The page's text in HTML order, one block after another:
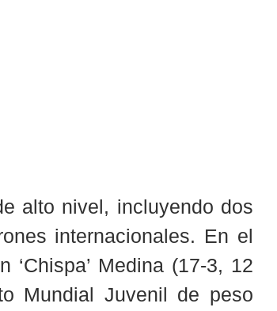
alto nivel, incluyendo dos
internacionales. En el
Medina (17-3, 12
Mundial Juvenil de peso